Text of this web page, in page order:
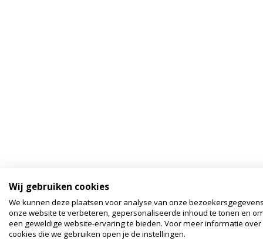
Wij gebruiken cookies
We kunnen deze plaatsen voor analyse van onze
onze website te verbeteren, gepersonaliseerde inhoud te tonen en
een geweldige website-ervaring te bieden. Voor meer informatie over
cookies die we gebruiken open je de instellingen.